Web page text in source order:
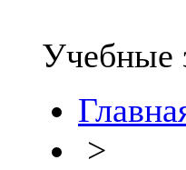
Учебные
>